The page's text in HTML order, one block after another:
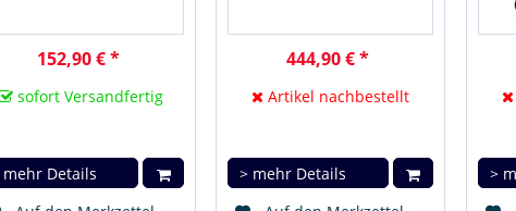
152,90 € *
sofort Versandfertig
mehr Details
444,90 € *
Artikel nachbestellt
> mehr Details
>